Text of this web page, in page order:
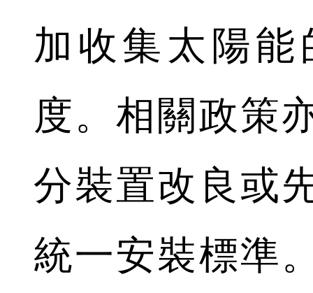
加收集太陽
度。相關政策
分裝置改良或
統一安裝標準